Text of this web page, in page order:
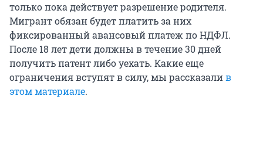
только пока действует разрешение родителя.
Мигрант обязан будет платить за них
фиксированный авансовый платеж по НДФЛ.
После 18 лет дети должны в течение 30 дней
получить патент либо уехать. Какие еще
ограничения вступят в силу, мы рассказалив
этом материале.